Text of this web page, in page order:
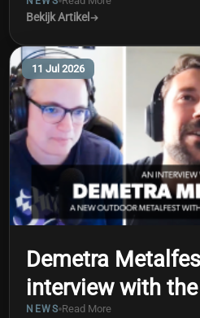
Bekijk Artikel
11 Jul 2026
Demetra
interview with
NEWS Read More